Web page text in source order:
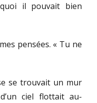
quoi il pouvait bien
pensées. « Tu ne
se trouvait un mur
ciel flottait au-